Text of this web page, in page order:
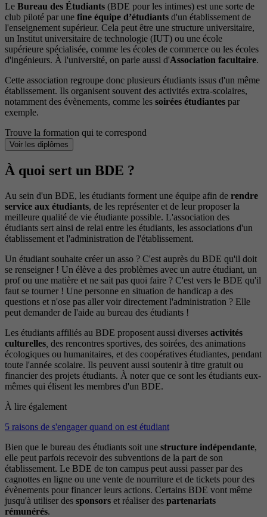
Le Bureau des Étudiants (BDE pour les intimes) est une sorte de
club piloté par une fine équipe d’étudiants d'un établissement de
l'enseignement supérieur. Cela peut être une structure universitaire,
un Institut universitaire de technologie (IUT) ou une école
supérieure spécialisée, comme les écoles de commerce ou les écoles
d'ingénieurs. À l'université, on parle aussi d'Association facultaire.
Cette association regroupe donc plusieurs étudiants issus d'un même
établissement. Ils organisent souvent des activités extra-scolaires,
notamment des évènements, comme les soirées étudiantes par
exemple.
Trouve la formation qui te correspond
Voir les diplômes
À quoi sert un BDE ?
Au sein d'un BDE, les étudiants forment une équipe afin de rendre
service aux étudiants, de les représenter et de leur proposer la
meilleure qualité de vie étudiante possible. L'association des
étudiants sert ainsi de relai entre les étudiants, les associations d'un
établissement et l'administration de l'établissement.
Un étudiant souhaite créer un asso ? C'est auprès du BDE qu'il doit
se renseigner ! Un élève a des problèmes avec un autre étudiant, un
prof ou une matière et ne sait pas quoi faire ? C'est vers le BDE qu'il
faut se tourner ! Une personne en situation de handicap a des
questions et n'ose pas aller voir directement l'administration ? Elle
peut demander de l'aide au bureau des étudiants !
Les étudiants affiliés au BDE proposent aussi diverses activités
culturelles des rencontres sportives, des soirées, des animations
écologiques ou humanitaires, et des coopératives étudiantes, pendant
toute l'année scolaire. Ils peuvent aussi soutenir à titre gratuit ou
financier des projets étudiants. À noter que ce sont les étudiants eux-
mêmes qui élisent les membres d'un BDE.
À lire également
5 raisons de s'engager quand on est étudiant
Bien que le bureau des étudiants soit une structure indépendante,
elle peut parfois recevoir des subventions de la part de son
établissement. Le BDE de ton campus peut aussi passer par des
cagnottes en ligne ou une vente de nourriture et de tickets pour des
évènements pour financer leurs actions. Certains BDE vont même
jusqu'à utiliser des sponsors et réaliser des partenariats
rémunérés.